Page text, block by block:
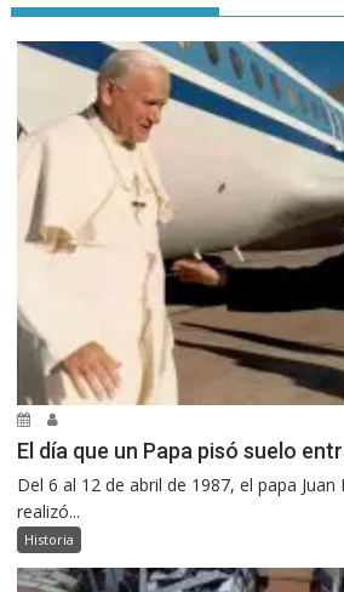
El día que un Papa pisó suelo
Del 6 al 12 de abril de 1987, el papa
realizó...
Historia